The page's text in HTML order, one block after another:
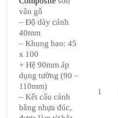
vân gỗ
– Độ dày cánh
40mm
– Khung bao: 45
x 100
+ Hệ 90mm áp
dụng tường (90 –
110mm)
– Kết cấu cánh
bằng nhựa đúc,
1